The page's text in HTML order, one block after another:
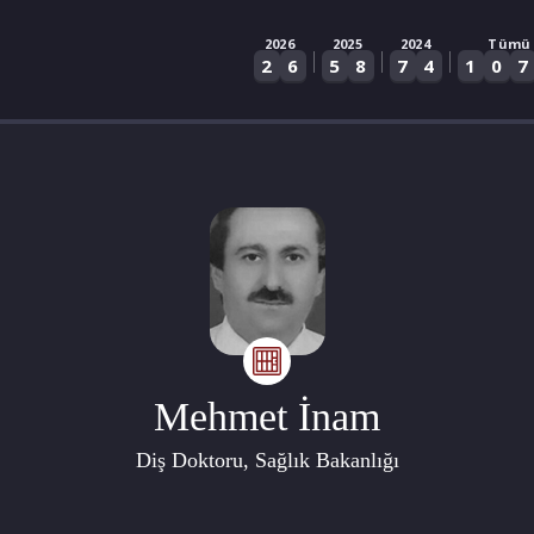
2026
2 6 |
2025
5 8 |
2024
7 4 |
Tümü
1 0 7
Mehmet İnam
Diş Doktoru, Sağlık Bakanlığı